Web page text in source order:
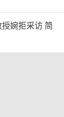
婉拒采访 简